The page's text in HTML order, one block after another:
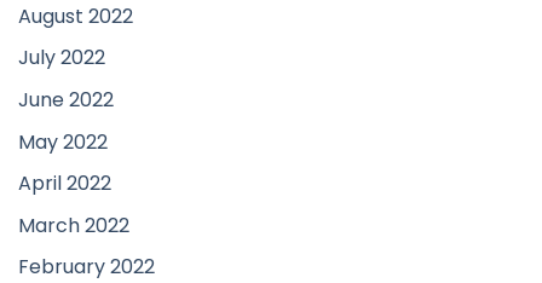
August 2022
July 2022
June 2022
May 2022
April 2022
March 2022
February 2022